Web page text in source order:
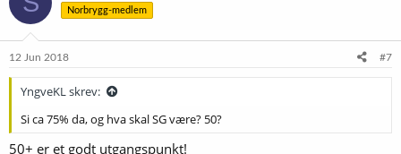
Norbrygg-medlem
12 Jun 2018 #7
YngveKL skrev:
Si ca 75% da, og hva skal SG være? 50?
50+ er et godt utgangspunkt!